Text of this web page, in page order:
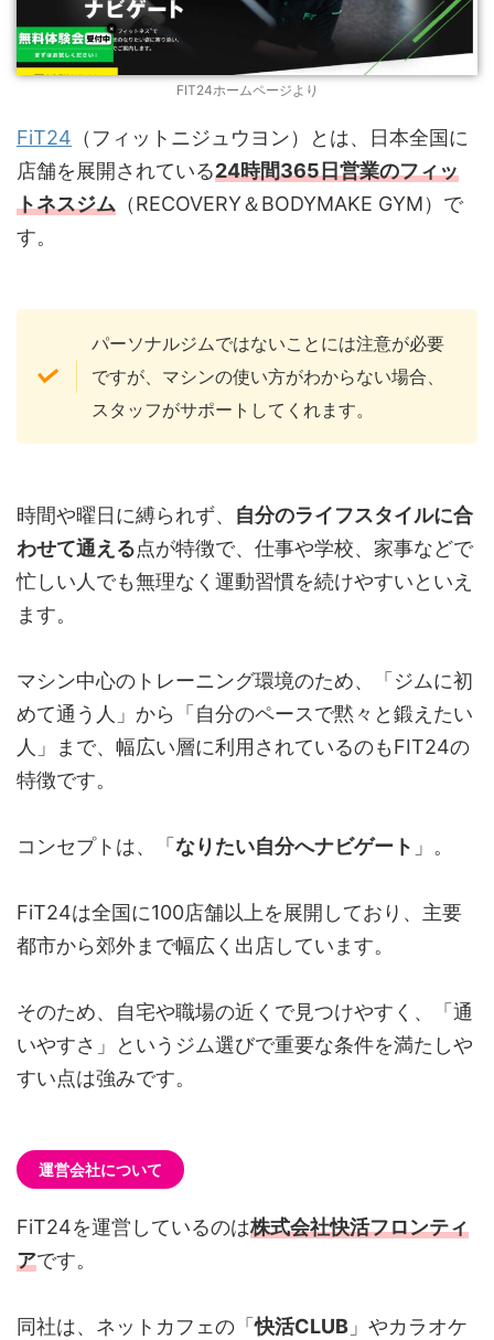
FIT24ホームページより
FiT24 （フィットニジュウヨン）とは、日本全国に
店舗を展開されている24時間365日営業のフィッ
トネスジム （RECOVERY＆BODYMAKE GYM）で
す。
パーソナルジムではないことには注意が必要
ですが、マシンの使い方がわからない場合、
スタッフがサポートしてくれます。
時間や曜日に縛られず、 自分のライフスタイルに合
わせて通える点が特徴で、仕事や学校、家事などで
忙しい人でも無理なく運動習慣を続けやすいといえ
ます。
マシン中心のトレーニング環境のため、「ジムに初
めて通う人」から「自分のペースで黙々と鍛えたい
人」まで、幅広い層に利用されているのもFIT24の
特徴です。
コンセプトは、「 なりたい自分へナビゲート 」。
FiT24は全国に100店舗以上を展開しており、主要
都市から郊外まで幅広く出店しています。
そのため、自宅や職場の近くで見つけやすく、「通
いやすさ」というジム選びで重要な条件を満たしや
すい点は強みです。
運営会社について
FiT24を運営しているのは株式会社快活フロンティ
アです。
同社は、ネットカフェの「快活CLUB 」やカラオケ